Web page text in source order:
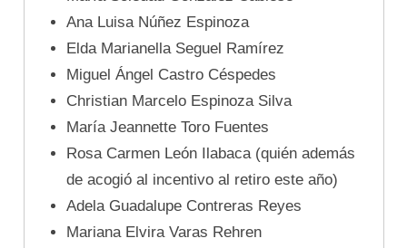
Ana Luisa Núñez Espinoza
Elda Marianella Seguel Ramírez
Miguel Ángel Castro Céspedes
Christian Marcelo Espinoza Silva
María Jeannette Toro Fuentes
Rosa Carmen León Ilabaca (quién además
de acogió al incentivo al retiro este año)
Adela Guadalupe Contreras Reyes
Mariana Elvira Varas Rehren